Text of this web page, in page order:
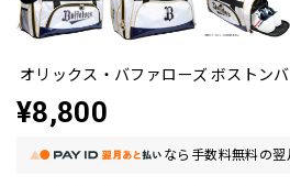
オリックス・バファローズ ボストン
¥8,800
なら 手数料無料の翌